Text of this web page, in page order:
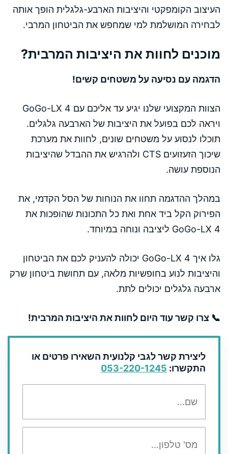
העיצוב הקומפקטי והיציבות הארבע-גלגלית הופך אותה
לבחירה המושלמת למי שמחפש את הביטחון המרבי.
מוכנים לחוות את היציבות המרבית?
הדגמה עם נסיעה על משטחים קשים!
הצוות המקצועי שלנו יגיע עד אליכם עם GoGo-LX 4
ויראה לכם בפועל את היציבות של הארבעה גלגלים.
תוכלו לנסוע על משטחים שונים, לחוות את מערכת
שיכוך הזעזועים CTS ולהרגיש את ההבדל שהיציבות
הנוספת עושה.
במהלך ההדגמה תחוו את הנוחות של הסל הקדמי, את
הפירוק הקל ביד אחת ואת כל התכונות שהופכות את
GoGo-LX 4 ליציבה ונוחה במיוחד.
גלו איך GoGo-LX 4 יכולה להעניק לכם את הביטחון
והיציבות לנוע בחופשיות מלאה, עם תחושת ביטחון שרק
ארבעה גלגלים יכולים לתת.
📞 צרו קשר עוד היום לחוות את היציבות המרבית!
ליצירת קשר לגבי קלנועית השאירו פרטים או
התקשרו: 053-220-1245